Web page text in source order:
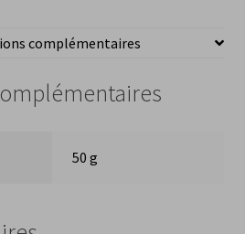
complémentaires
50 g